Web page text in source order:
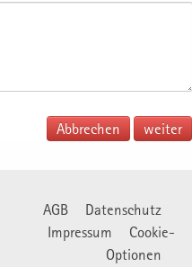
Abbrechen
AGB
Datenschutz
Impressum
Cookie-
Optionen